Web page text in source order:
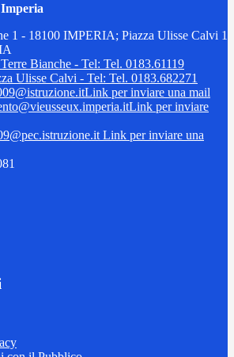
Imperia
1 - 18100 IMPERIA; Piazza Ulisse Calvi 1
Bianche - Tel: Tel. 0183.61119
Ulisse Calvi - Tel: Tel. 0183.682271
Link per inviare una mail
Link per inviare
Link per inviare una